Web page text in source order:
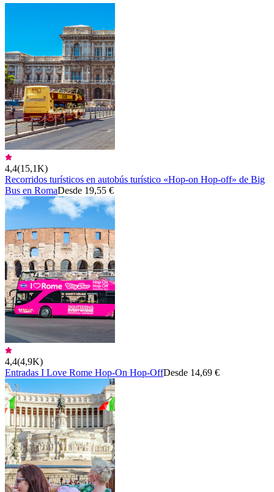
4,4(15,1K)
Recorridos turísticos en autobús turístico «Hop-on Hop-off» de Big
Bus en RomaDesde 19,55 €
4,4(4,9K)
Entradas I Love Rome Hop-On Hop-OffDesde 14,69 €